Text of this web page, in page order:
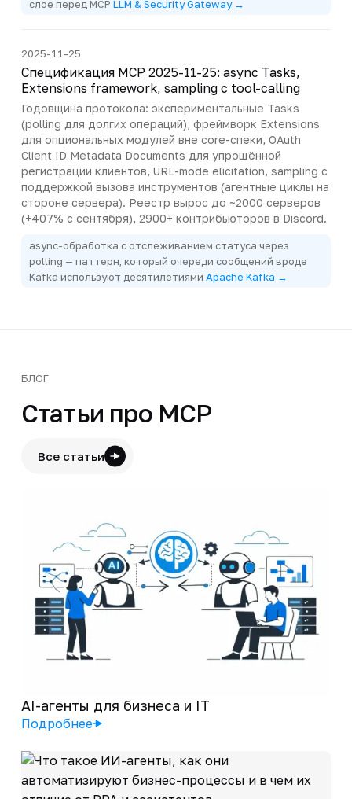
слое перед MCP LLM & Security Gateway →
2025-11-25
Спецификация MCP 2025-11-25: async Tasks,
Extensions framework, sampling с tool-calling
Годовщина протокола: экспериментальные Tasks
(polling для долгих операций), фреймворк Extensions
для опциональных модулей вне core-спеки, OAuth
Client ID Metadata Documents для упрощённой
регистрации клиентов, URL-mode elicitation, sampling с
поддержкой вызова инструментов (агентные циклы на
стороне сервера). Реестр вырос до ~2000 серверов
(+407% с сентября), 2900+ контрибьюторов в Discord.
async-обработка с отслеживанием статуса через
polling — паттерн, который очереди сообщений вроде
Kafka используют десятилетиями Apache Kafka →
БЛОГ
Статьи про MCP
Все статьи
AI-агенты для бизнеса и IT
Подробнее